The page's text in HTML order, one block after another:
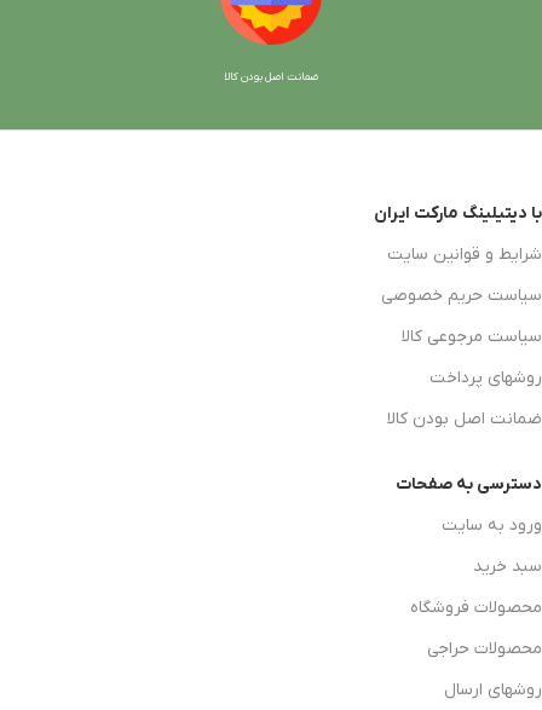
ضمانت اصل بودن کالا
با دیتیلینگ مارکت ایران
شرایط و قوانین سایت
سیاست حریم خصوصی
سیاست مرجوعی کالا
روشهای پرداخت
ضمانت اصل بودن کالا
دسترسی به صفحات
ورود به سایت
سبد خرید
محصولات فروشگاه
محصولات حراجی
روشهای ارسال